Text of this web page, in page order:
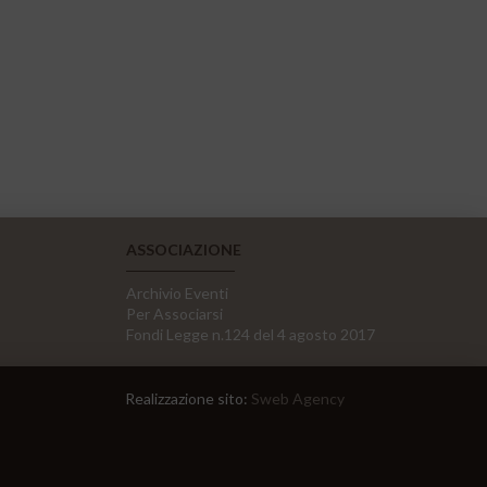
ASSOCIAZIONE
Archivio Eventi
Per Associarsi
Fondi Legge n.124 del 4 agosto 2017
Realizzazione sito: Sweb Agency